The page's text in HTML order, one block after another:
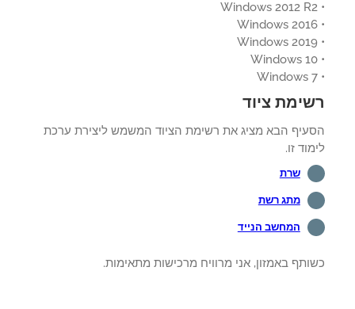
ציוד
הבא מציג את רשימת הציוד המשמש ליצירת ערכת
שרת
מתג רשת
המחשב הנייד
באמזון, אני מרוויח מרכישות מתאימות.